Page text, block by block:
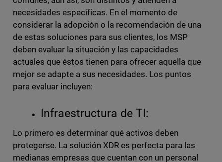
necesidades específicas. En el momento de
considerar la adopción o la recomendación de una
de estas soluciones para sus clientes, los MSP
deben evaluar la situación y las capacidades
actuales que éstos tienen para ofrecer aquella que
mejor se adapte a sus necesidades. Los puntos
para evaluar incluyen:
Infraestructura de TI:
Lo primero es determinar qué activos deben
protegerse. La solución XDR es perfecta para las
medianas empresas que cuentan con un personal